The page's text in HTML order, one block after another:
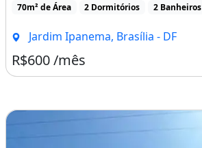
70m² de Área 2 Dormitórios 2 Banheiros
Jardim Ipanema, Brasília - DF
R$600 /mês